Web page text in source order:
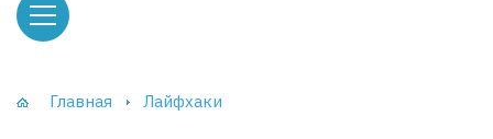
Главная Лайфхаки
и тумбы